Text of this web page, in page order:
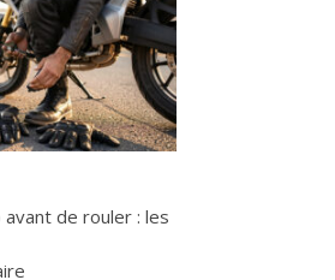
de rouler : les